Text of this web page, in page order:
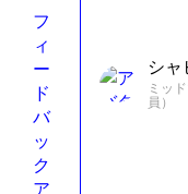
シャ
ミッ
員）